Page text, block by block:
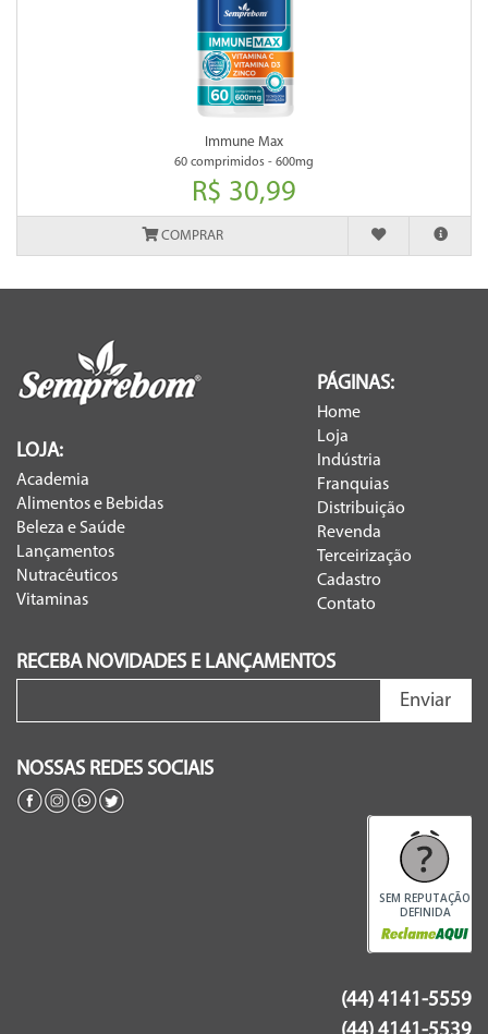
Immune Max
60 comprimidos - 600mg
R$ 30,99
COMPRAR
PÁGINAS:
Home
Loja
Indústria
Franquias
Distribuição
Revenda
Terceirização
Cadastro
Contato
LOJA:
Academia
Alimentos e Bebidas
Beleza e Saúde
Lançamentos
Nutracêuticos
Vitaminas
RECEBA NOVIDADES E LANÇAMENTOS
Enviar
NOSSAS REDES SOCIAIS
SEM REPUTAÇÃO
DEFINIDA
(44) 4141-5559